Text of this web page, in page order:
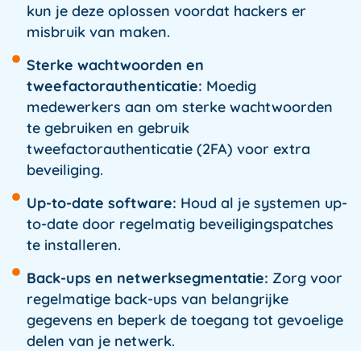
kun je deze oplossen voordat hackers er
misbruik van maken.
Sterke wachtwoorden en
tweefactorauthenticatie: Moedig
medewerkers aan om sterke wachtwoorden
te gebruiken en gebruik
tweefactorauthenticatie (2FA) voor extra
beveiliging.
Up-to-date software: Houd al je systemen up-
to-date door regelmatig beveiligingspatches
te installeren.
Back-ups en netwerksegmentatie: Zorg voor
regelmatige back-ups van belangrijke
gegevens en beperk de toegang tot gevoelige
delen van je netwerk.